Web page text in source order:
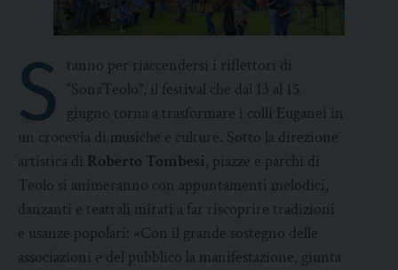
S
tanno per riaccendersi i riflettori di
“SonaTeolo”, il festival che dal 13 al 15
giugno torna a trasformare i colli Euganei in
un crocevia di musiche e culture. Sotto la direzione
artistica di Roberto Tombesi, piazze e parchi di
Teolo si animeranno con appuntamenti melodici,
danzanti e teatrali mirati a far riscoprire tradizioni
e usanze popolari: «Con il grande sostegno delle
associazioni e del pubblico la manifestazione, giunta